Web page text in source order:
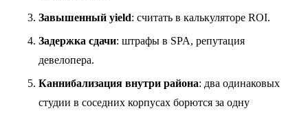
Завышенный yield: считать в калькуляторе ROI.
Задержка сдачи: штрафы в SPA, репутация
девелопера.
Каннибализация внутри района: два одинаковых
студии в соседних корпусах борются за одну